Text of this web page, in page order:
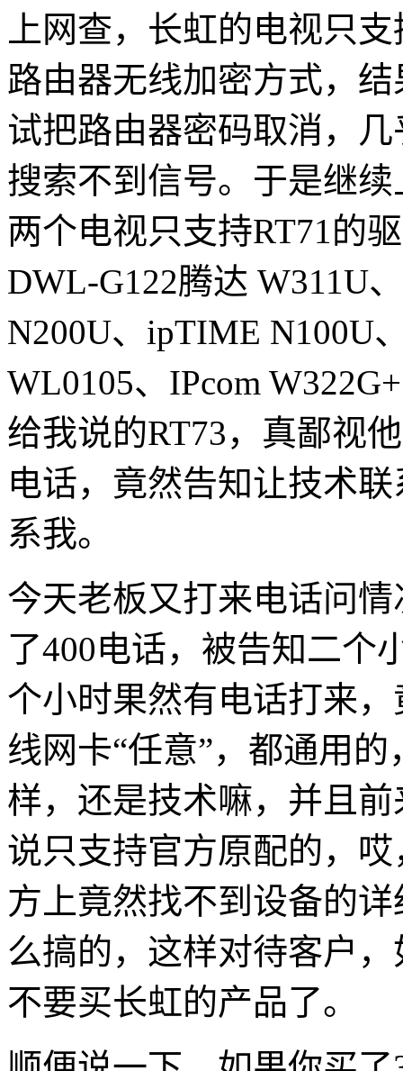
上网查，长虹的电视只
路由器无线加密方式，
试把路由器密码取消，
搜索不到信号。于是继
两个电视只支持RT71的
DWL-G122腾达 W311U
N200U、ipTIME N100U
WL0105、IPcom
给我说的RT73，真鄙视
电话，竟然告知让技术
系我。
今天老板又打来电话问
了400电话，被告知二个
个小时果然有电话打来
线网卡“任意”，都通用
样，还是技术嘛，并且
说只支持官方原配的，
方上竟然找不到设备的
么搞的，这样对待客户
不要买长虹的产品了。